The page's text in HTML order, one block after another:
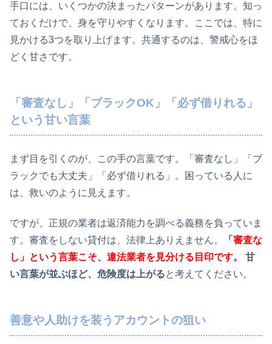
手口には、いくつかの決まったパターンがあります。知っ
ておくだけで、身を守りやすくなります。ここでは、特に
見かける3つを取り上げます。共通するのは、警戒心をほ
どく甘さです。
「審査なし」「ブラックOK」「必ず借りれる」
という甘い言葉
まず目を引くのが、この手の言葉です。「審査なし」「ブ
ラックでも大丈夫」「必ず借りれる」。困っている人に
は、救いのように見えます。
ですが、正規の業者は返済能力を調べる義務を負っていま
す。審査をしない貸付は、法律上ありえません。
「審査な
し」という言葉こそ、違法業者を見分ける目印です。
甘
い言葉が並ぶほど、危険度は上がると考えてください。
善意や人助けを装うアカウントの狙い